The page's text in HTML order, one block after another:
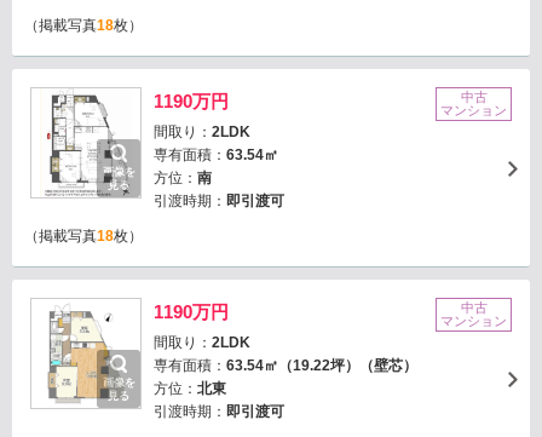
（掲載写真18枚）
画像を
見る
1190万円
間取り： 2LDK
専有面積： 63.54㎡
方位： 南
引渡時期： 即引渡可
中古
マンション
（掲載写真18枚）
画像を
見る
1190万円
間取り： 2LDK
専有面積： 63.54㎡（19.22坪）（壁芯）
方位： 北東
引渡時期： 即引渡可
中古
マンション